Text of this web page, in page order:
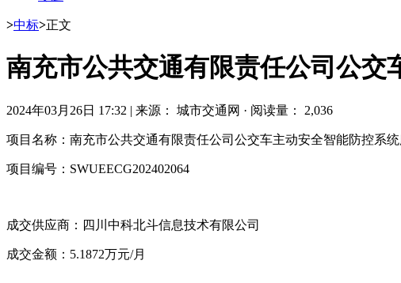
>中标>正文
南充市公共交通有限责任公司公
2024年03月26日 17:32 | 来源： 城市交通网 · 阅读量： 2,036
项目名称：南充市公共交通有限责任公司公交车主动安全智能防控系统
项目编号：SWUEECG202402064
成交供应商：四川中科北斗信息技术有限公司
成交金额：5.1872万元/月